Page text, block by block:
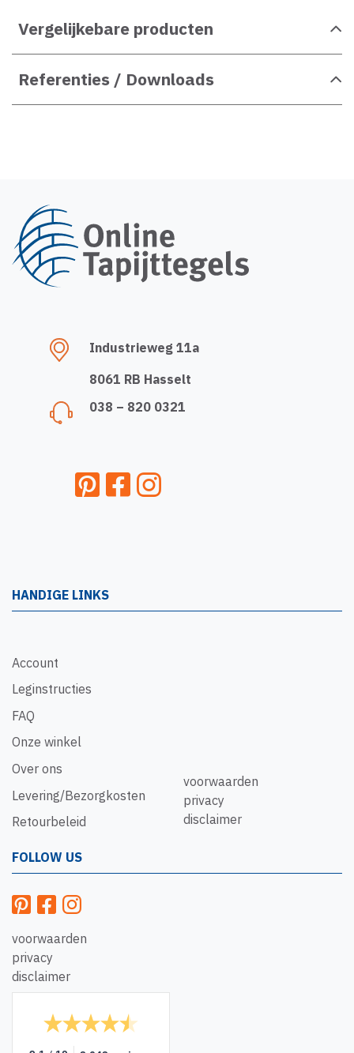
Vergelijkebare producten
Referenties / Downloads
Industrieweg 11a
8061 RB Hasselt
038 – 820 0321
HANDIGE LINKS
Account
Leginstructies
FAQ
Onze winkel
Over ons
Levering/Bezorgkosten
Retourbeleid
voorwaarden
privacy
disclaimer
FOLLOW US
voorwaarden
privacy
disclaimer